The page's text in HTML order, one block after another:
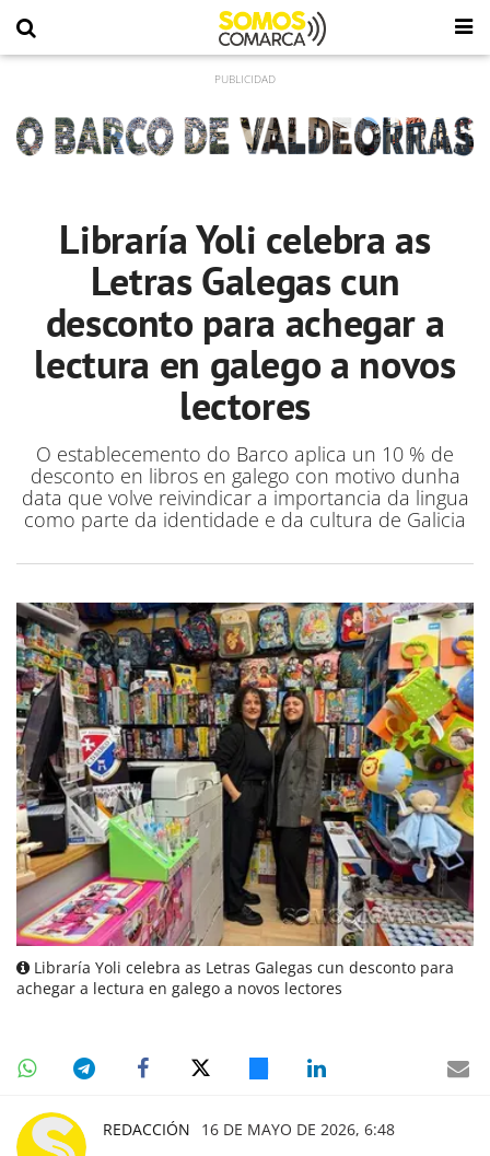
Libraría Yoli celebra as
Letras Galegas cun
desconto para achegar a
lectura en galego a novos
lectores
O establecemento do Barco aplica un 10 % de
desconto en libros en galego con motivo dunha
data que volve reivindicar a importancia da lingua
como parte da identidade e da cultura de Galicia
Libraría Yoli celebra as Letras Galegas cun desconto para
achegar a lectura en galego a novos lectores
REDACCIÓN 16 DE MAYO DE 2026, 6:48